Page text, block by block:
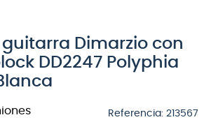
Dimarzio con
DD2247 Polyphia
Referencia: 213567